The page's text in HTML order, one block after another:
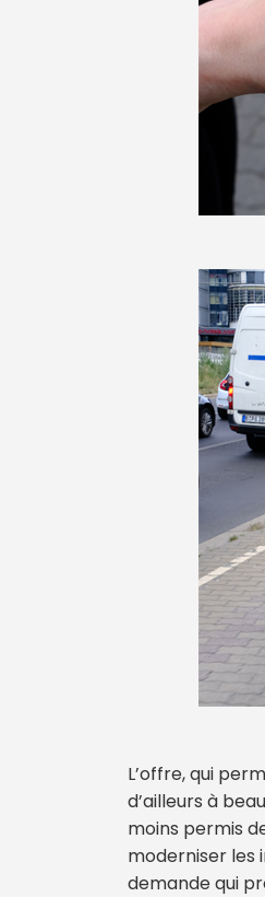
L’offre, qui
d’ailleurs à
moins permis
moderniser les
demande qui